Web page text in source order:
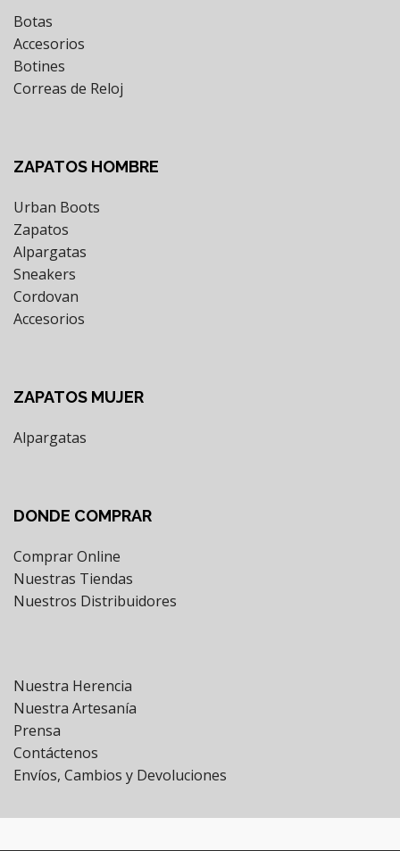
Botas
Accesorios
Botines
Correas de Reloj
ZAPATOS HOMBRE
Urban Boots
Zapatos
Alpargatas
Sneakers
Cordovan
Accesorios
ZAPATOS MUJER
Alpargatas
DONDE COMPRAR
Comprar Online
Nuestras Tiendas
Nuestros Distribuidores
Nuestra Herencia
Nuestra Artesanía
Prensa
Contáctenos
Envíos, Cambios y Devoluciones